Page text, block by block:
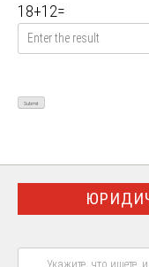
18+12=